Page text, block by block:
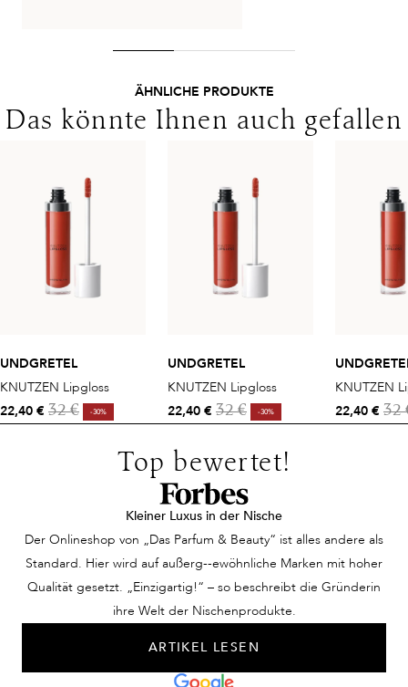
ÄHNLICHE PRODUKTE
Das könnte Ihnen auch gefallen
UNDGRETEL
KNUTZEN Lipgloss
22,40 € 32 € -30%
UNDGRETEL
KNUTZEN Lipgloss
22,40 € 32 € -30%
KNUTZEN
22,40 € 32
Top bewertet!
Kleiner Luxus in der Nische
Der Onlineshop von „Das Parfum & Beauty“ ist alles andere als
Standard. Hier wird auf außerg--ewöhnliche Marken mit hoher
Qualität gesetzt. „Einzigartig!“ – so beschreibt die Gründerin
ihre Welt der Nischenprodukte.
ARTIKEL LESEN